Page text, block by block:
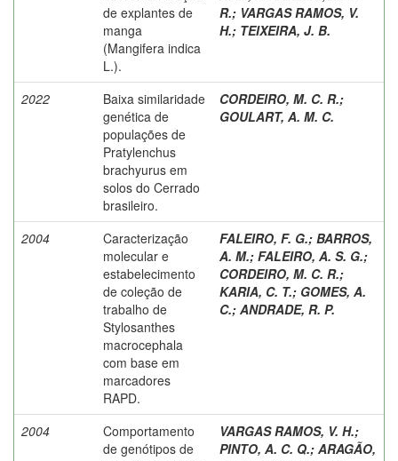
de explantes de
manga
(Mangifera indica
L.).
R.; VARGAS RAMOS, V.
H.; TEIXEIRA, J. B.
2022
Baixa similaridade
genética de
populações de
Pratylenchus
brachyurus em
solos do Cerrado
brasileiro.
CORDEIRO, M. C. R.;
GOULART, A. M. C.
2004
Caracterização
molecular e
estabelecimento
de coleção de
trabalho de
Stylosanthes
macrocephala
com base em
marcadores
RAPD.
FALEIRO, F. G.; BARROS,
A. M.; FALEIRO, A. S. G.;
CORDEIRO, M. C. R.;
KARIA, C. T.; GOMES, A.
C.; ANDRADE, R. P.
2004
Comportamento
de genótipos de
VARGAS RAMOS, V. H.;
PINTO, A. C. Q.; ARAGÃO,